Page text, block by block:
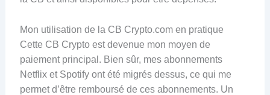
Mon utilisation de la CB Crypto.com en pratique
Cette CB Crypto est devenue mon moyen de
paiement principal. Bien sûr, mes abonnements
Netflix et Spotify ont été migrés dessus, ce qui me
permet d’être remboursé de ces abonnements. Un